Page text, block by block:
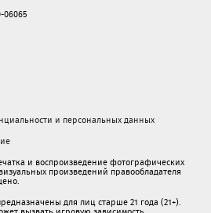
и персональных данных
и воспроизведение фотографических
произведений правообладателя
для лиц старше 21 года (21+).